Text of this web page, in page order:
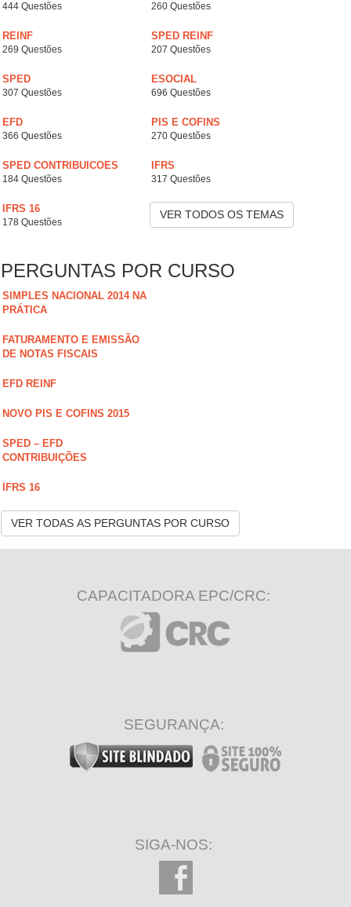
444 Questões 260 Questões
REINF
269 Questões
SPED REINF
207 Questões
SPED
307 Questões
ESOCIAL
696 Questões
EFD
366 Questões
PIS E COFINS
270 Questões
SPED CONTRIBUICOES
184 Questões
IFRS
317 Questões
IFRS 16
178 Questões
VER TODOS OS TEMAS
PERGUNTAS POR CURSO
SIMPLES NACIONAL 2014 NA
PRÁTICA
FATURAMENTO E EMISSÃO
DE NOTAS FISCAIS
EFD REINF
NOVO PIS E COFINS 2015
SPED – EFD
CONTRIBUIÇÕES
IFRS 16
VER TODAS AS PERGUNTAS POR CURSO
CAPACITADORA EPC/CRC:
SEGURANÇA:
SIGA-NOS: